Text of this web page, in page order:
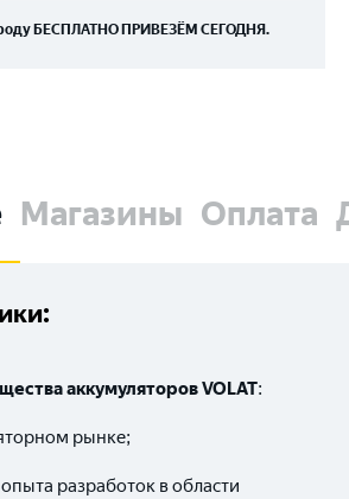
БЕСПЛАТНО ПРИВЕЗЁМ СЕГОДНЯ.
Магазины Оплата
аккумуляторовVOLAT:
рынке;
разработок в области